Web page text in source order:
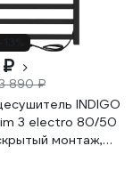
₽
890 ₽
INDIGO
3 electro 80/50
монтаж,
подключение